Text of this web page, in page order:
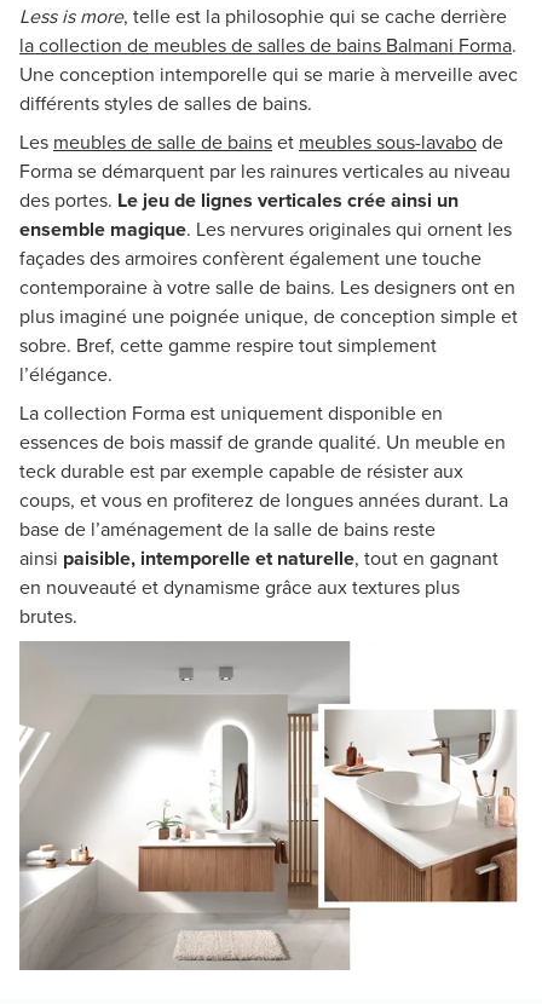
Less is more, telle est la philosophie qui se cache derrière
la collection de meubles de salles de bains Balmani Forma.
Une conception intemporelle qui se marie à merveille avec
différents styles de salles de bains.
Les meubles de salle de bainset meubles sous-lavabode
Forma se démarquent par les rainures verticales au niveau
des portes. Le jeu de lignes verticales crée ainsi un
ensemble magique. Les nervures originales qui ornent les
façades des armoires confèrent également une touche
contemporaine à votre salle de bains. Les designers ont en
plus imaginé une poignée unique, de conception simple et
sobre. Bref, cette gamme respire tout simplement
l’élégance.
La collection Forma est uniquement disponible en
essences de bois massif de grande qualité. Un meuble en
teck durable est par exemple capable de résister aux
coups, et vous en profiterez de longues années durant. La
base de l’aménagement de la salle de bains reste
ainsi paisible, intemporelle et naturelle, tout en gagnant
en nouveauté et dynamisme grâce aux textures plus
brutes.